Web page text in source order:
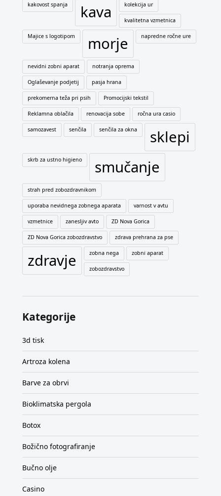
kakovost spanja kava kolekcija ur
kvalitetna vzmetnica
Majice s logotipom morje napredne ročne ure
nevidni zobni aparat notranja oprema
Oglaševanje podjetij pasja hrana
prekomerna teža pri psih Promocijski tekstil
Reklamna oblačila renovacija sobe ročna ura casio
samozavest senčila senčila za okna sklepi
skrb za ustno higieno smučanje
strah pred zobozdravnikom
uporaba nevidnega zobnega aparata varnost v avtu
vzmetnice zanesljiv avto ZD Nova Gorica
ZD Nova Gorica zobozdravstvo zdrava prehrana za pse
zdravje zobna nega zobni aparat
zobozdravstvo
Kategorije
3d tisk
Artroza kolena
Barve za obrvi
Bioklimatska pergola
Botox
Božično fotografiranje
Bučno olje
Casino